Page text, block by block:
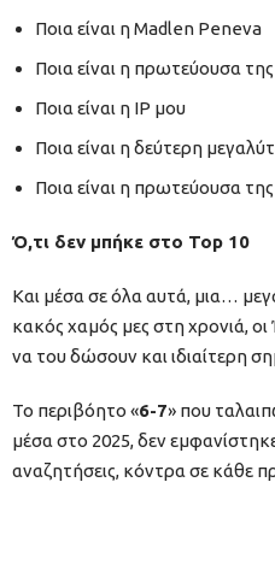
Ποια είναι η Madlen Peneva
Ποια είναι η πρωτεύουσα
Ποια είναι η IP μου
Ποια είναι η δεύτερη
Ποια είναι η πρωτεύουσα
Ό,τι δεν μπήκε στο Top 10
Και μέσα σε όλα αυτά, μια…
κακός χαμός μες στη χρονιά,
να του δώσουν και ιδιαίτερη
Το περιβόητο «6-7» που
μέσα στο 2025, δεν
αναζητήσεις, κόντρα σε κάθε